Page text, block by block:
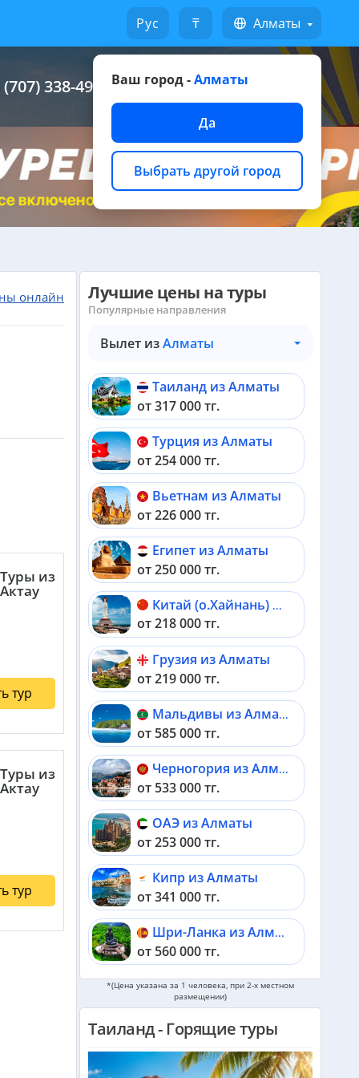
Русский ₸ Алматы
Ваш город -Алматы
Да
Выбрать другой город
(707) 338-49-49 Написать на WhatsApp
онлайн
Туры из
Актау
тур
Туры из
Актау
тур
Лучшие цены на туры
Популярные направления
Вылет изАлматы
Таиланд из Алматы
от 317 000 тг.
Турция из Алматы
от 254 000 тг.
Вьетнам из Алматы
от 226 000 тг.
Египет из Алматы
от 250 000 тг.
Китай (о.Хайнань) из Алматы
от 218 000 тг.
Грузия из Алматы
от 219 000 тг.
Мальдивы из Алматы
от 585 000 тг.
Черногория из Алматы
от 533 000 тг.
ОАЭ из Алматы
от 253 000 тг.
Кипр из Алматы
от 341 000 тг.
Шри-Ланка из Алматы
от 560 000 тг.
Катар из Алматы
от 309 000 тг.
от 740 000 тг.
*(Цена указана за 1 человека, при 2-х местном
размещении)
Таиланд - Горящие туры